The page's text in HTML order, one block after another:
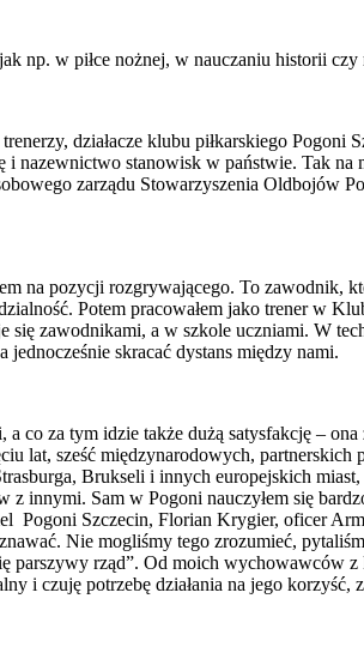
np. w piłce nożnej, w nauczaniu historii
działacze klubu piłkarskiego Pogoni
stanowisk w państwie. Tak na
zarządu Stowarzyszenia Oldbojów
na pozycji rozgrywającego. To zawodnik,
Potem pracowałem jako trener w
zawodnikami, a w szkole uczniami. W
skracać dystans między nami.
co za tym idzie także dużą satysfakcję –
lat, sześć międzynarodowych,
Brukseli i innych europejskich
innymi. Sam w Pogoni nauczyłem się
Pogoni Szczecin, Florian Krygier, oficer
Nie mogliśmy tego zrozumieć,
parszywy rząd”. Od moich wychowawców
i czuję potrzebę działania na jego korzyść,